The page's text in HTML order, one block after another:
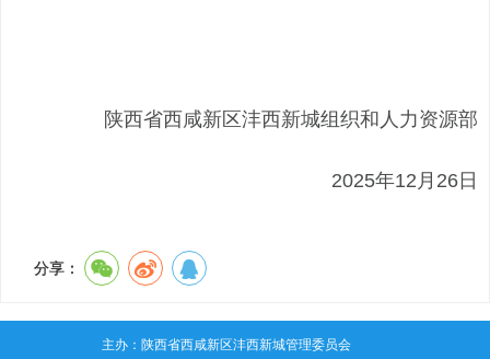
陕西省西咸新区沣西新城组织和人力资源部
2025年12月26日
分享：
主办：陕西省西咸新区沣西新城管理委员会